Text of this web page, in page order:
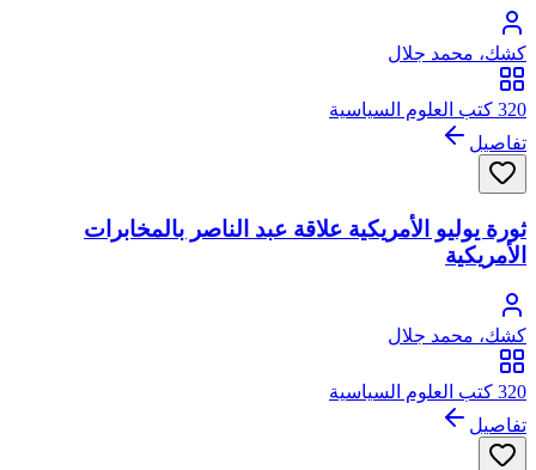
كشك، محمد جلال
320 كتب العلوم السياسية
تفاصيل
ثورة يوليو الأمريكية علاقة عبد الناصر بالمخابرات
الأمريكية
كشك، محمد جلال
320 كتب العلوم السياسية
تفاصيل